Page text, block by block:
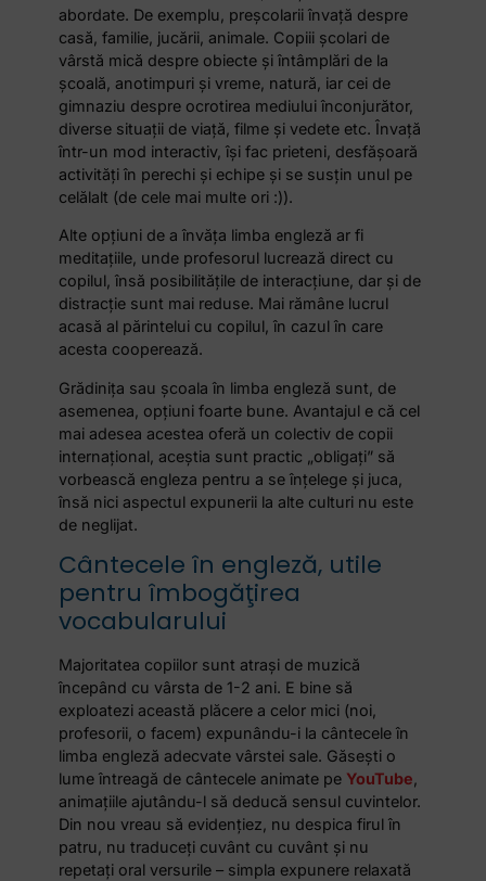
abordate. De exemplu, preşcolarii învaţă despre
casă, familie, jucării, animale. Copiii şcolari de
vârstă mică despre obiecte şi întâmplări de la
şcoală, anotimpuri şi vreme, natură, iar cei de
gimnaziu despre ocrotirea mediului înconjurător,
diverse situaţii de viaţă, filme şi vedete etc. Învaţă
într-un mod interactiv, îşi fac prieteni, desfăşoară
activităţi în perechi şi echipe şi se susţin unul pe
celălalt (de cele mai multe ori :)).
Alte opţiuni de a învăţa limba engleză ar fi
meditaţiile, unde profesorul lucrează direct cu
copilul, însă posibilităţile de interacţiune, dar şi de
distracţie sunt mai reduse. Mai rămâne lucrul
acasă al părintelui cu copilul, în cazul în care
acesta cooperează.
Grădiniţa sau şcoala în limba engleză sunt, de
asemenea, opţiuni foarte bune. Avantajul e că cel
mai adesea acestea oferă un colectiv de copii
internaţional, aceştia sunt practic „obligaţi” să
vorbească engleza pentru a se înţelege şi juca,
însă nici aspectul expunerii la alte culturi nu este
de neglijat.
Cântecele în engleză, utile
pentru îmbogăţirea
vocabularului
Majoritatea copiilor sunt atraşi de muzică
începând cu vârsta de 1-2 ani. E bine să
exploatezi această plăcere a celor mici (noi,
profesorii, o facem) expunându-i la cântecele în
limba engleză adecvate vârstei sale. Găseşti o
lume întreagă de cântecele animate pe YouTube,
animaţiile ajutându-l să deducă sensul cuvintelor.
Din nou vreau să evidenţiez, nu despica firul în
patru, nu traduceţi cuvânt cu cuvânt şi nu
repetaţi oral versurile – simpla expunere relaxată